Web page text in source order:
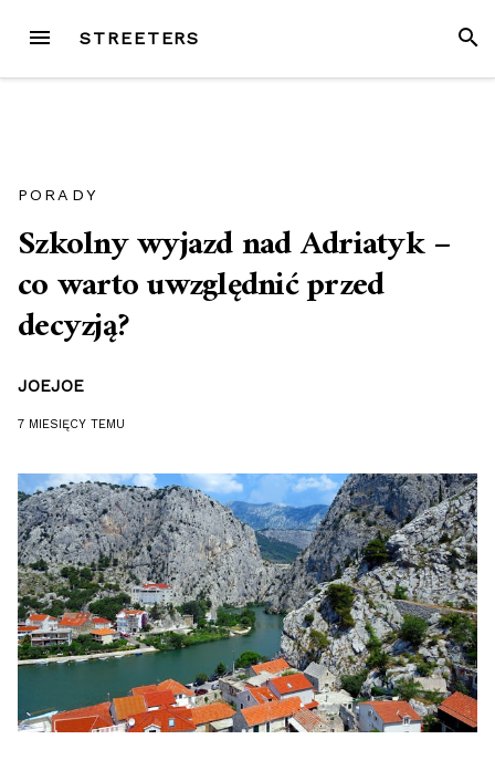
treści
MENU STREETERS
PORADY
Szkolny wyjazd nad Adriatyk –
co warto uwzględnić przed
decyzją?
JOEJOE
7 MIESIĘCY TEMU